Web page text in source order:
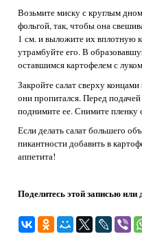
Возьмите миску с круглым
фольгой, так, чтобы она
1 см. и выложите их вплотную
утрамбуйте его. В
оставшимся картофелем с
Закройте салат сверху
они пропитался. Перед
поднимите ее. Снимите пленку
Если делать салат большего
пикантности добавить в
аппетита!
Поделитесь этой записью или